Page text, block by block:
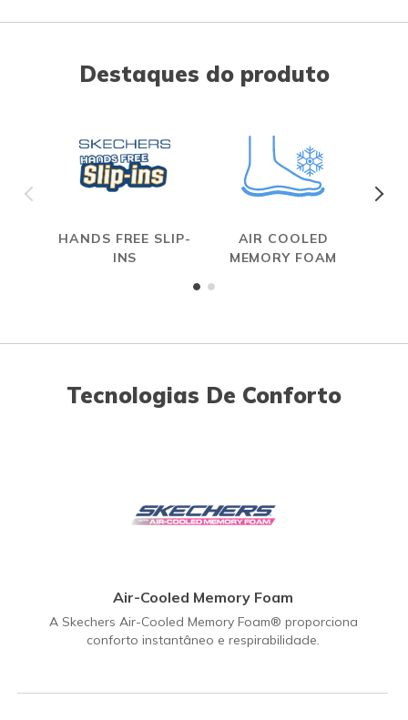
Destaques do produto
HANDS FREE SLIP-
INS
AIR COOLED
MEMORY FOAM
Tecnologias De Conforto
Air-Cooled Memory Foam
A Skechers Air-Cooled Memory Foam® proporciona
conforto instantâneo e respirabilidade.